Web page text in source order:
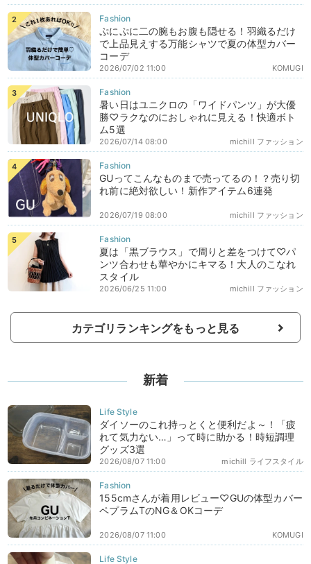
ぷにぷに二の腕もお腹も隠せる！羽織るだけ
で上品見えする万能シャツで夏の体型カバー
コーデ
KOMUGI
2026/07/02 11:00
暑い日はユニクロの「ワイドパンツ」が大優
勝♡ラクなのにおしゃれに見える！快適ボト
ム5選
michill ファッション
2026/07/14 08:00
GUってこんなものまで売ってるの！？売り切
れ前に絶対欲しい！新作アイテム6連発
michill ファッション
2026/07/19 08:00
夏は「黒ブラウス」で周りと差をつけて♡パ
ンツ合わせも華やかにキマる！大人のこなれ
スタイル
michill ファッション
2026/06/25 11:00
カテゴリランキングをもっと見る
新着
ダイソーのこれ持っとくと便利だよ～！「疲
れて気力ない…」って時に助かる！時短調理
グッズ3選
michill ライフスタイル
2026/08/07 11:00
155cmさんが着用レビュー♡GUの体型カバー
ペプラムTのNG＆OKコーデ
KOMUGI
2026/08/07 11:00